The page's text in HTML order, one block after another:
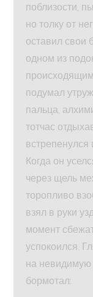
поблизости,
но толку от
оставил свои
одном из
подумал
пальца,
тотчас
встрепенулся
Когда он
через щель
торопливо
взял в руки
момент
успокоился.
на невидимую
бормотал: